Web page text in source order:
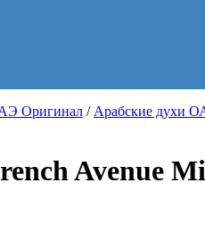
Оригинал / Арабские духи
Avenue